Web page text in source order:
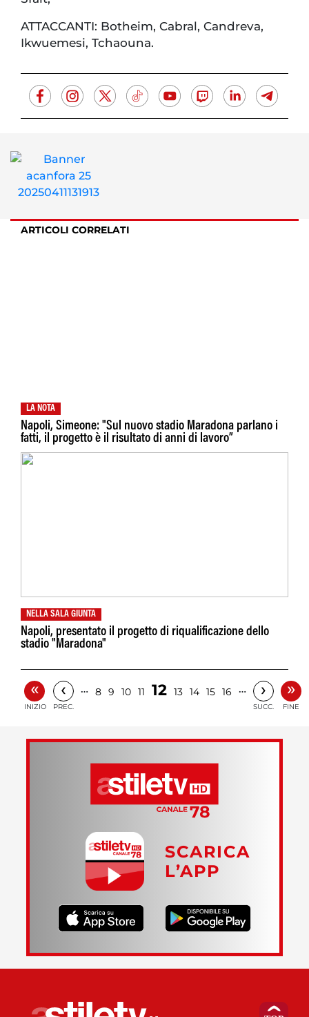
ATTACCANTI: Botheim, Cabral, Candreva,
Ikwuemesi, Tchaouna.
ARTICOLI CORRELATI
LA NOTA
Napoli, Simeone: "Sul nuovo stadio Maradona parlano i
fatti, il progetto è il risultato di anni di lavoro”
NELLA SALA GIUNTA
Napoli, presentato il progetto di riqualificazione dello
stadio "Maradona"
«
INIZIO
‹
PREC.
… 8 9 10 11 12 13 14 15 16 … ›
SUCC.
»
FINE
SCARICA
L’APP